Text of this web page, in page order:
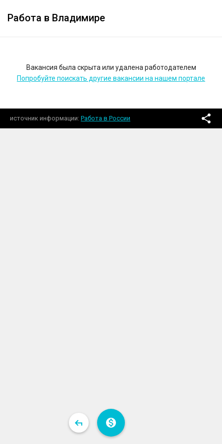
Работа в Владимире
Вакансия была скрыта или удалена работодателем
Попробуйте поискать другие вакансии на нашем портале
источник информации Работа в России